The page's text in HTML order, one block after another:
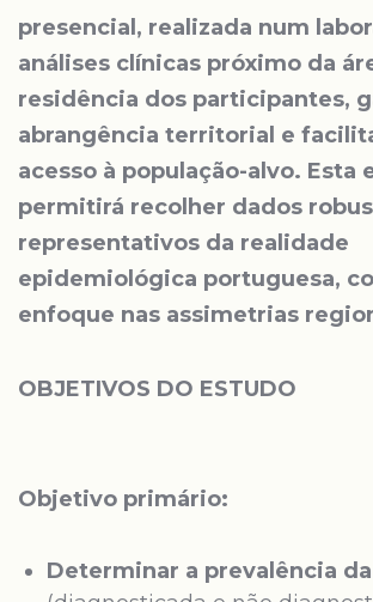
presencial, realizada num
análises clínicas próximo da
residência dos participantes,
abrangência territorial e
acesso à população-alvo. Esta
permitirá recolher dados
representativos da realidade
epidemiológica portuguesa,
enfoque nas assimetrias
OBJETIVOS DO ESTUDO
Objetivo primário:
Determinar a prevalência